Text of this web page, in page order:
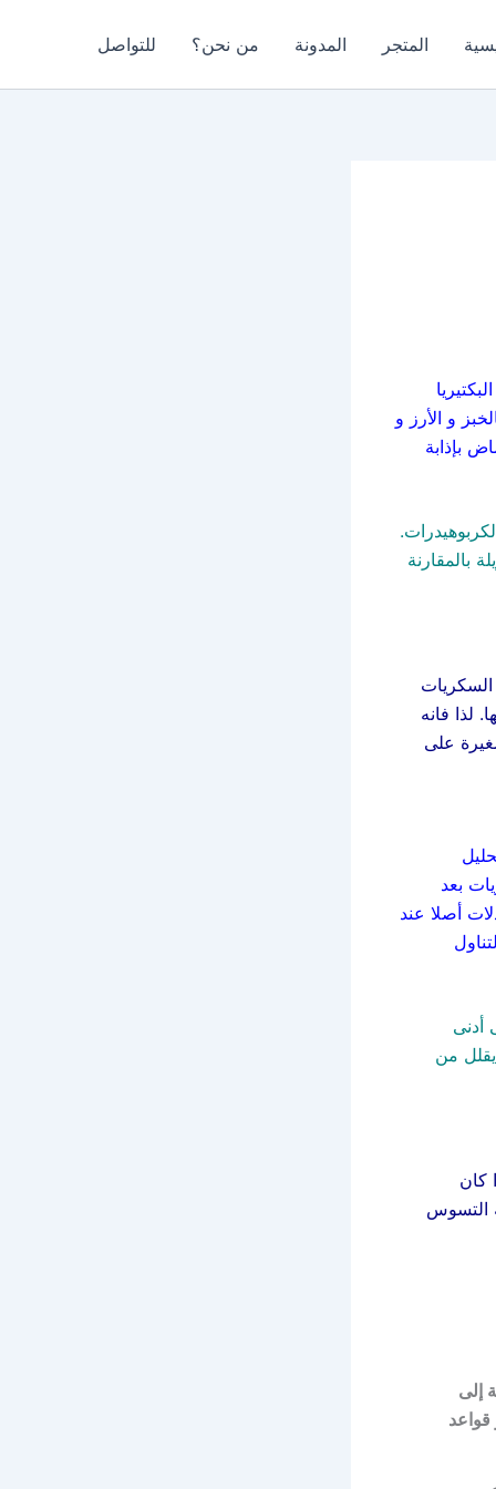
المتجر المدونة من نحن؟ للتواصل
و الأرز و
بإذابة
بالمقارنة
لذا فانه
على
بعد
أصلا عند
أدنى
من
كان
التسوس
إلى